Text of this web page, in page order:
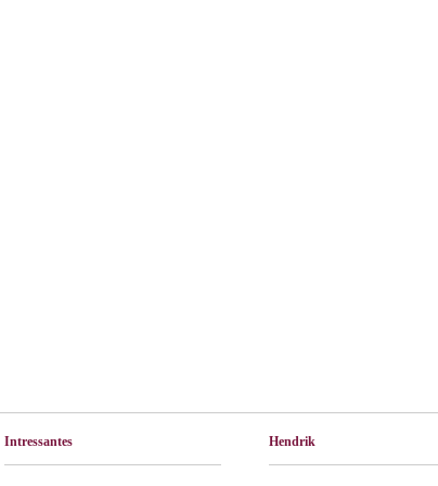
Intressantes Hendrik